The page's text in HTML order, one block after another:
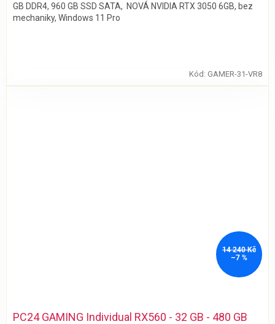
GB DDR4, 960 GB SSD SATA, NOVÁ NVIDIA RTX 3050 6GB, bez
mechaniky, Windows 11 Pro
Kód: GAMER-31-VR8
14 240 Kč
–7 %
PC24 GAMING Individual RX560 - 32 GB - 480 GB